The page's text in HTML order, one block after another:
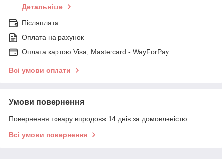
Детальніше
Післяплата
Оплата на рахунок
Оплата картою Visa, Mastercard - WayForPay
Всі умови оплати
Умови повернення
Повернення товару впродовж 14 днів за домовленістю
Всі умови повернення